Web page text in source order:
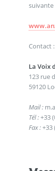
suivante
Contact :
La Voix
123 rue
59120
Mail :
Tél :+33
Fax :+33